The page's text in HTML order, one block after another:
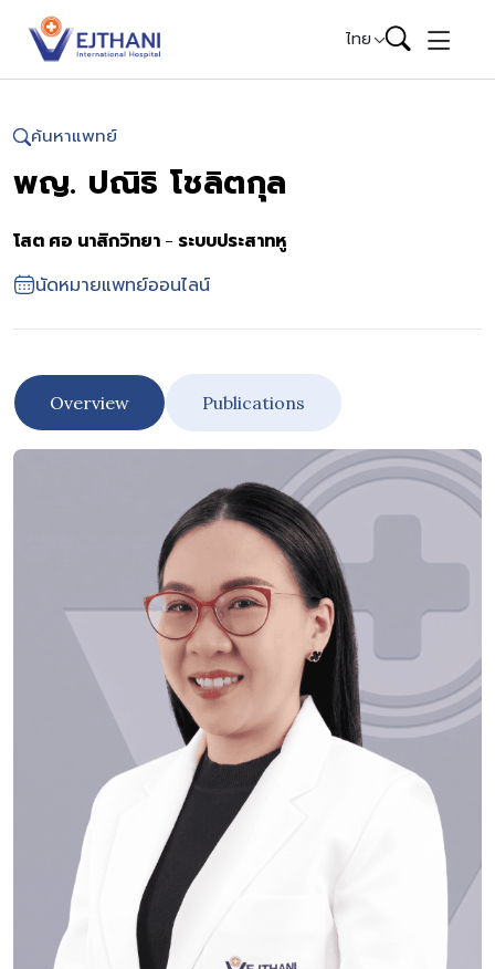
Skip to content
ไทย
ค้นหาแพทย์
พญ. ปณิธิ โชลิตกุล
โสต ศอ นาสิกวิทยา - ระบบประสาทหู
นัดหมายแพทย์ออนไลน์
Overview Publications